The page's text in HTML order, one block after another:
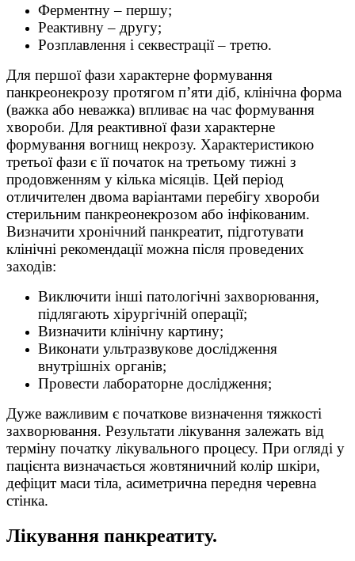
Ферментну – першу;
Реактивну – другу;
Розплавлення і секвестрації – третю.
Для першої фази характерне формування
панкреонекрозу протягом п’яти діб, клінічна форма
(важка або неважка) впливає на час формування
хвороби. Для реактивної фази характерне
формування вогнищ некрозу. Характеристикою
третьої фази є її початок на третьому тижні з
продовженням у кілька місяців. Цей період
отличителен двома варіантами перебігу хвороби
стерильним панкреонекрозом або інфікованим.
Визначити хронічний панкреатит, підготувати
клінічні рекомендації можна після проведених
заходів:
Виключити інші патологічні захворювання,
підлягають хірургічній операції;
Визначити клінічну картину;
Виконати ультразвукове дослідження
внутрішніх органів;
Провести лабораторне дослідження;
Дуже важливим є початкове визначення тяжкості
захворювання. Результати лікування залежать від
терміну початку лікувального процесу. При огляді у
пацієнта визначається жовтяничний колір шкіри,
дефіцит маси тіла, асиметрична передня черевна
стінка.
Лікування панкреатиту.